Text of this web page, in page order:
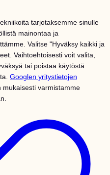
tarjotaksemme sinulle
mainontaa ja
Valitse "Hyväksy kaikki ja
Vaihtoehtoisesti voit valita,
tai poistaa käytöstä
Googlen yritystietojen
mukaisesti varmistamme